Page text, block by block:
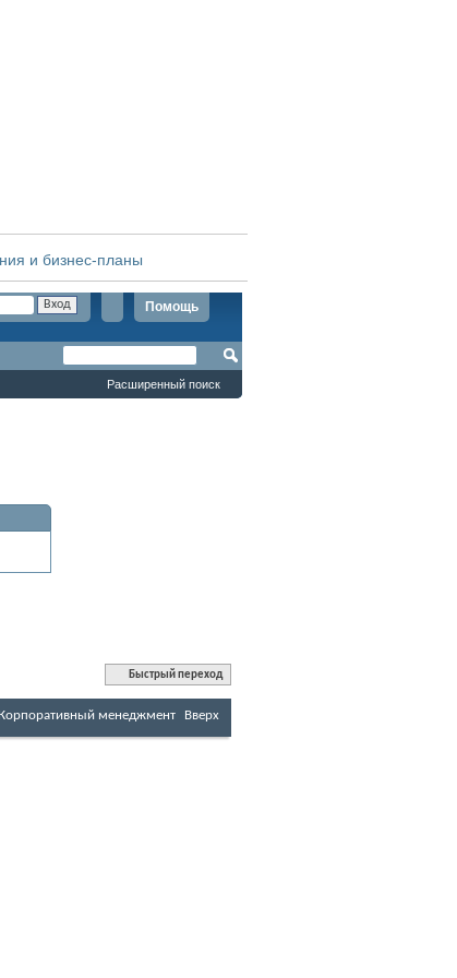
и бизнес-планы
Помощь
Расширенный поиск
Быстрый переход
менеджмент Вверх